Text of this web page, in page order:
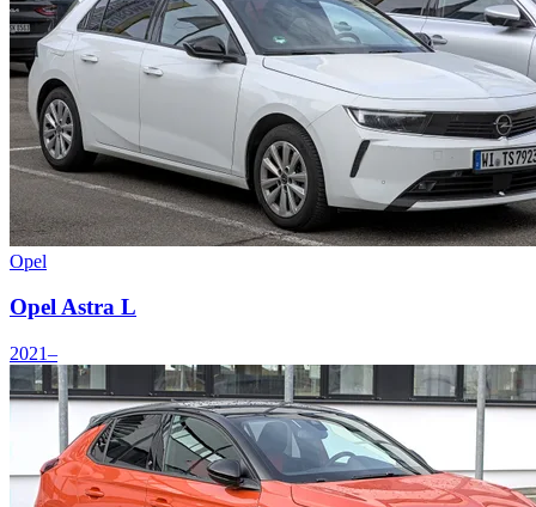
Opel
Opel Astra L
2021–